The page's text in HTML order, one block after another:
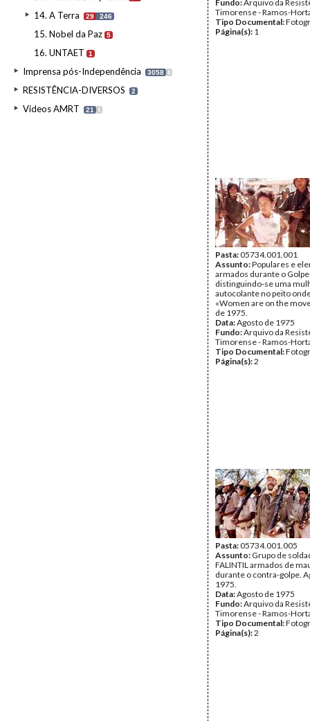
14. A Terra 29 246
15. Nobel da Paz 5
16. UNTAET 1
Imprensa pós-Independência 3058 I
RESISTÊNCIA-DIVERSOS 2
Videos AMRT 21 I
Fundo:Arquivo da
Timorense - Ramos-
Tipo Documental:
Página(s): 1
Pasta:05734.001.001
Assunto:Populares e
armados durante o Golpe
distinguindo-se uma
autocolante no peito
«Women are on the
de 1975.
Data:Agosto de 1975
Fundo:Arquivo da
Timorense - Ramos-
Tipo Documental:
Página(s):2
Pasta:05734.001.005
Assunto: Grupo de
FALINTIL armados de
durante o contra-golpe.
1975.
Data:Agosto de 1975
Fundo:Arquivo da
Timorense - Ramos-
Tipo Documental:
Página(s):2